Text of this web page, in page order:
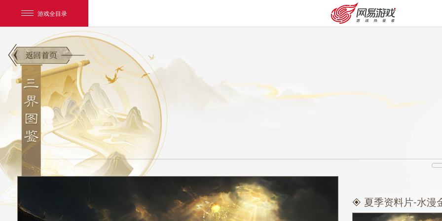
游戏全目录
网易游戏
游戏爱好者
我的足迹： 大话2免费版
夏季资料片-水漫